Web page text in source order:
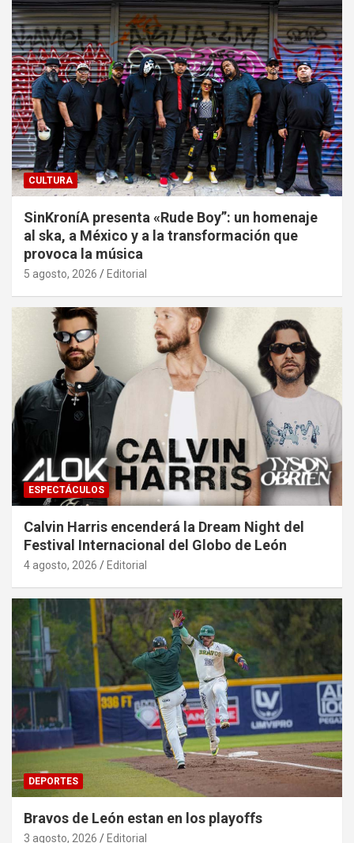
CULTURA
SinKroníA presenta «Rude Boy”: un homenaje
al ska, a México y a la transformación que
provoca la música
5 agosto, 2026 Editorial
ESPECTÁCULOS
Calvin Harris encenderá la Dream Night del
Festival Internacional del Globo de León
4 agosto, 2026 Editorial
DEPORTES
Bravos de León estan en los playoffs
3 agosto, 2026 Editorial